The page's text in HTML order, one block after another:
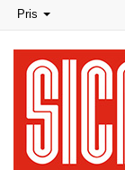
Toggle
navigation
Pris